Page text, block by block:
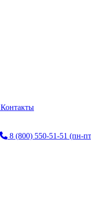
Контакты
8 (800) 550-51-51 (пн-